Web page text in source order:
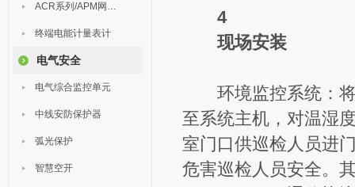
ACR系列/APM网络电力仪表
终端电能计量表计
电气安全
电气综合监控单元
中线安防保护器
弧光保护
智慧空开
4
现场安装
环境监控系统：将
至系统主机，对温湿
室门口供巡检人员进
危害巡检人员安全。